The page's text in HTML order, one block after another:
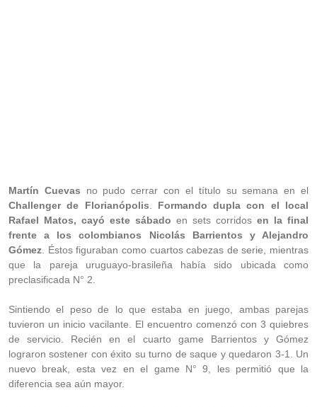
Martín Cuevas no pudo cerrar con el título su semana en el
Challenger de Florianópolis
Formando dupla con el local
Rafael Matos, cayó este sábado en sets corridos en la final
frente a los colombianos Nicolás Barrientos y Alejandro
Gómez . Éstos figuraban como cuartos cabezas de serie, mientras
que la pareja uruguayo-brasileña había sido ubicada como
preclasificada N° 2.
Sintiendo el peso de lo que estaba en juego, ambas parejas
tuvieron un inicio vacilante. El encuentro comenzó con 3 quiebres
de servicio. Recién en el cuarto game Barrientos y Gómez
lograron sostener con éxito su turno de saque y quedaron 3-1. Un
nuevo break, esta vez en el game N° 9, les permitió que la
diferencia sea aún mayor.